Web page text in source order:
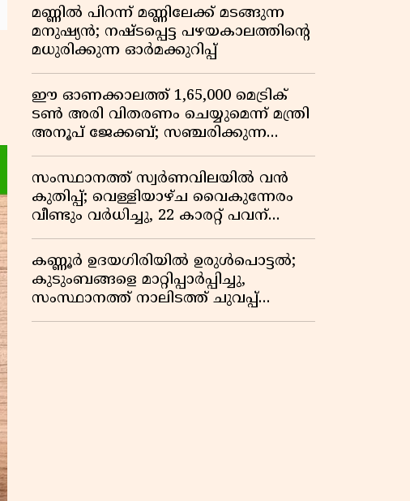
മണ്ണിൽ പിറന്ന് മണ്ണിലേക്ക് മടങ്ങുന്ന
മനുഷ്യൻ; നഷ്ടപ്പെട്ട പഴയകാലത്തിൻ്റെ
മധുരിക്കുന്ന ഓർമക്കുറിപ്പ്
ഈ ഓണക്കാലത്ത് 1,65,000 മെട്രിക്
ടൺ അരി വിതരണം ചെയ്യുമെന്ന് മന്ത്രി
അനൂപ് ജേക്കബ്; സഞ്ചരിക്കുന്ന
റേഷൻ കടകൾക്ക് തുടക്കം
സംസ്ഥാനത്ത് സ്വർണവിലയിൽ വൻ
കുതിപ്പ്; വെള്ളിയാഴ്ച വൈകുന്നേരം
വീണ്ടും വർധിച്ചു, 22 കാരറ്റ് പവന്
1,10,920 രൂപയായി
കണ്ണൂർ ഉദയഗിരിയിൽ ഉരുൾപൊട്ടൽ;
കുടുംബങ്ങളെ മാറ്റിപ്പാർപ്പിച്ചു,
സംസ്ഥാനത്ത് നാലിടത്ത് ചുവപ്പ്
ജാഗ്രത